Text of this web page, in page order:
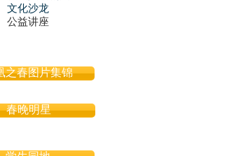
文化沙龙
公益讲座
之春图片集锦
春晚明星